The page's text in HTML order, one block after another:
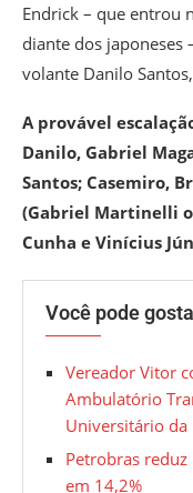
Endrick – que entrou
diante dos japoneses
volante Danilo
A provável
Danilo, Gabriel
Santos; Casemiro,
(Gabriel Martinelli
Cunha e Vinícius
Você pode
Vereador Vitor
Ambulatório
Universitário da
Petrobras
em 14,2%